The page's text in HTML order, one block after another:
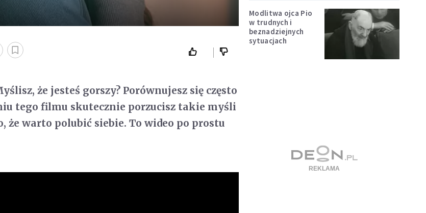
że jesteś gorszy? Porównujesz się często
tego filmu skutecznie porzucisz takie myśli
że warto polubić siebie. To wideo po prostu
Modlitwa ojca Pio
w trudnych i
beznadziejnych
sytuacjach